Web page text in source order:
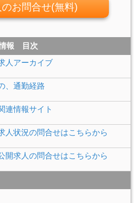
お問合せ(無料)
報 目次
人アーカイブ
、通勤経路
連情報サイト
人状況の問合せはこちらから
開求人の問合せはこちらから